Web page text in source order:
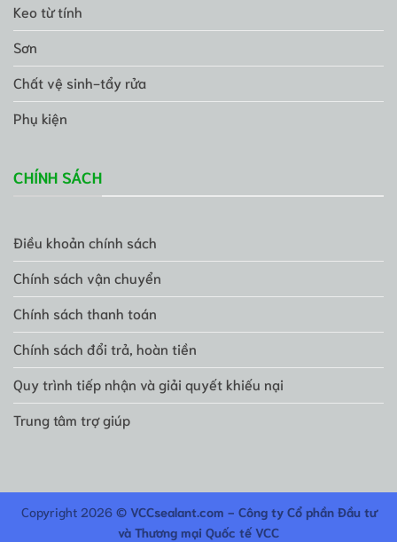
Keo từ tính
Sơn
Chất vệ sinh-tẩy rửa
Phụ kiện
CHÍNH SÁCH
Điều khoản chính sách
Chính sách vận chuyển
Chính sách thanh toán
Chính sách đổi trả, hoàn tiền
Quy trình tiếp nhận và giải quyết khiếu nại
Trung tâm trợ giúp
Copyright 2026 © VCCsealant.com - Công ty Cổ phần Đầu tư
và Thương mại Quốc tế VCC